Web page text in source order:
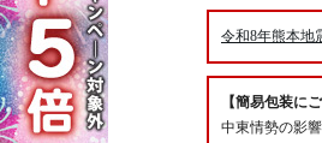
令和8年熊本地
【簡易包装に
中東情勢の影